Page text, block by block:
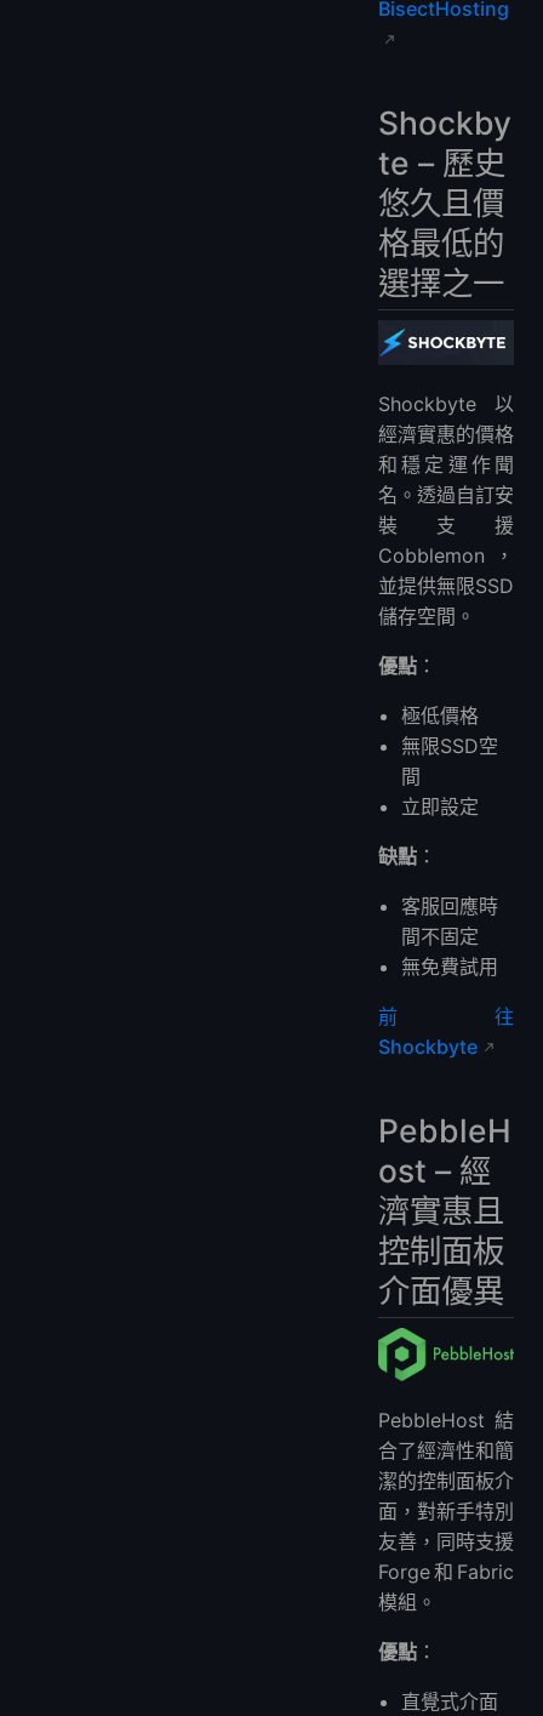
BisectHosting
Shockby
te – 歷史
悠久且價
格最低的
選擇之一
Shockbyte以
經濟實惠的價格
和穩定運作聞
名。透過自訂安
裝支援
Cobblemon，
並提供無限SSD
儲存空間。
優點 ：
極低價格
無限SSD空
間
立即設定
缺點 ：
客服回應時
間不固定
無免費試用
前往
Shockbyte
PebbleH
ost – 經
濟實惠且
控制面板
介面優異
PebbleHost結
合了經濟性和簡
潔的控制面板介
面，對新手特別
友善，同時支援
Forge和Fabric
模組。
優點 ：
直覺式介面